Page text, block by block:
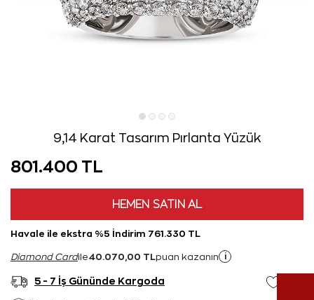
9,14 Karat Tasarım Pırlanta Yüzük
801.400 TL
HEMEN SATIN AL
Havale ile ekstra %5 İndirim 761.330 TL
Diamond Cardile40.070,00 TL puan kazanın i
5 - 7 İş Gününde Kargoda